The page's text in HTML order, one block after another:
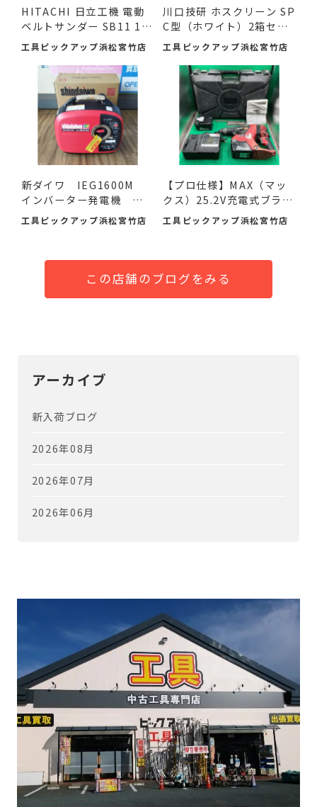
HITACHI 日立工機 電動
ベルトサンダー SB11 11
0mm ...
工具ピックアップ浜松宮竹店
川口技研 ホスクリーン SP
C型（ホワイト）2箱セ
ッ...
工具ピックアップ浜松宮竹店
新ダイワ IEG1600M
インバーター発電機 入
荷し...
工具ピックアップ浜松宮竹店
【プロ仕様】MAX（マッ
クス）25.2V充電式ブラシ
レ...
工具ピックアップ浜松宮竹店
この店舗のブログをみる
アーカイブ
新入荷ブログ
2026年08月
2026年07月
2026年06月